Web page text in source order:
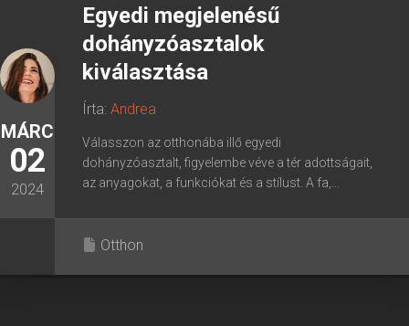
MÁRC
02
2024
Egyedi megjelenésű
dohányzóasztalok
kiválasztása
Írta: Andrea
Válasszon az otthonába illő egyedi
dohányzóasztalt, figyelembe véve a tér adottságait,
az anyagokat, a funkciókat és a stílust. A fa,...
Otthon